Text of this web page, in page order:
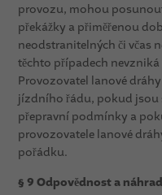
provozu, mohou
překážky a přiměřenou
neodstranitelných či včas
těchto případech
Provozovatel lanové
jízdního řádu, pokud jsou
přepravní podmínky a
provozovatele lanové
pořádku.
§ 9 Odpovědnost a